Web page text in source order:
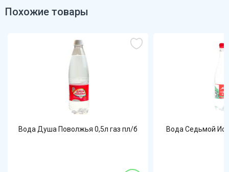
Похожие товары
Вода Душа Поволжья 0,5л газ пл/б Вода Седьмой